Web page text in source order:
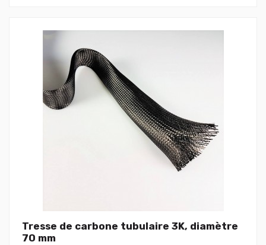
Tresse de carbone tubulaire 3K, diamètre
70 mm